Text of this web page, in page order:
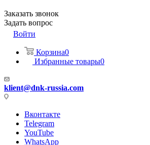
Заказать звонок
Задать вопрос
Войти
Корзина0
Избранные товары0
klient@dnk-russia.com
Вконтакте
Telegram
YouTube
WhatsApp